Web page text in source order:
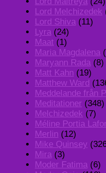
Lord Melchizedek
Lord Shiva (11)
Lyra (24)
Maat (1)
Maria Magdalena
Maryann Rada (8)
Matt Kahn (19)
Matthew Ward
Meddelande från
Meditationer (348)
Melchizedek (7)
Méline Portia
Merlin (12)
Mike Quinsey
Mira (3)
Moder Fatima (6)